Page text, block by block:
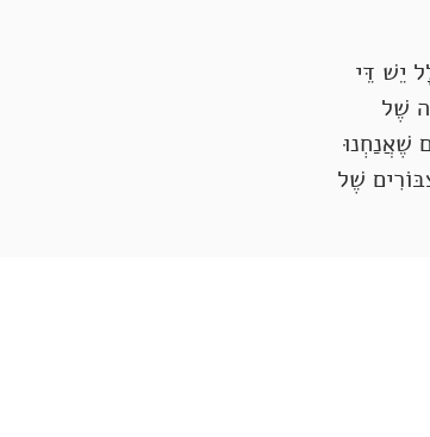
יֵשׁ דֵּי
שֶׁל
שֶׁאֲנַחְנוּ
שֶׁל